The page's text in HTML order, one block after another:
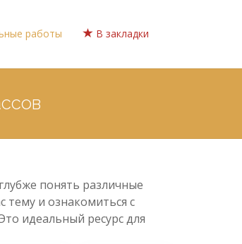
работы В закладки
понять различные
и ознакомиться с
идеальный ресурс для